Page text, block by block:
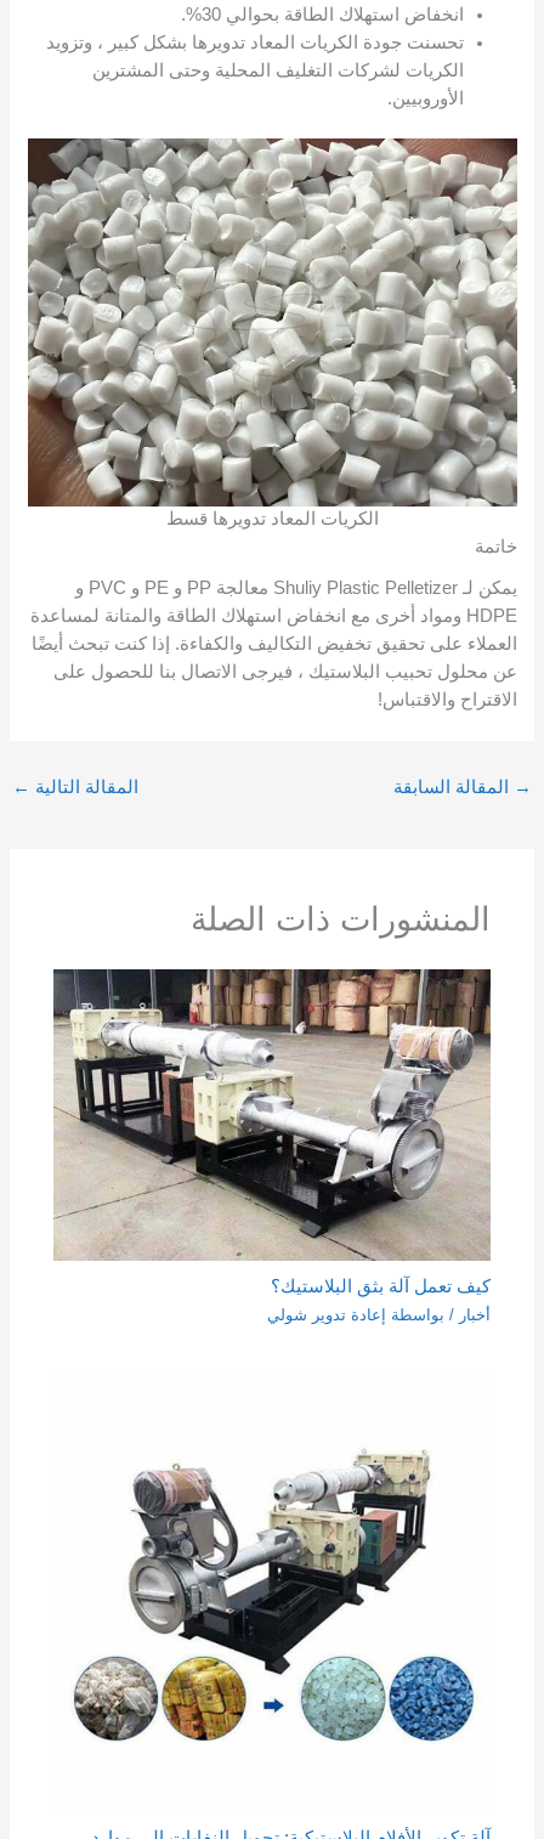
انخفاض استهلاك الطاقة بحوالي 30%.
تحسنت جودة الكريات المعاد تدويرها بشكل كبير ، وتزويد
الكريات لشركات التغليف المحلية وحتى المشترين
الأوروبيين.
الكريات المعاد تدويرها قسط
خاتمة
يمكن لـ Shuliy Plastic Pelletizer معالجة PP و PE و PVC و
HDPE ومواد أخرى مع انخفاض استهلاك الطاقة والمتانة لمساعدة
العملاء على تحقيق تخفيض التكاليف والكفاءة. إذا كنت تبحث أيضًا
عن محلول تحبيب البلاستيك ، فيرجى الاتصال بنا للحصول على
الاقتراح والاقتباس!
→ المقالة السابقة المقالة التالية ←
المنشورات ذات الصلة
كيف تعمل آلة بثق البلاستيك؟
أخبار / بواسطة إعادة تدوير شولي